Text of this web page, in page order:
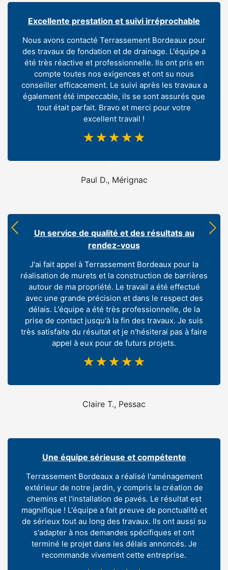
Paul D., Mérignac
Excellente prestation et suivi irréprochable
Nous avons contacté Terrassement Bordeaux pour
des travaux de fondation et de drainage. L'équipe a
été très réactive et professionnelle. Ils ont pris en
compte toutes nos exigences et ont su nous
conseiller efficacement. Le suivi après les travaux a
également été impeccable, ils se sont assurés que
tout était parfait. Bravo et merci pour votre
excellent travail !
☆ ☆ ☆ ☆ ☆
Claire T., Pessac
Un service de qualité et des résultats au
rendez-vous
J'ai fait appel à Terrassement Bordeaux pour la
réalisation de murets et la construction de barrières
autour de ma propriété. Le travail a été effectué
avec une grande précision et dans le respect des
délais. L'équipe a été très professionnelle, de la
prise de contact jusqu'à la fin des travaux. Je suis
très satisfaite du résultat et je n'hésiterai pas à faire
appel à eux pour de futurs projets.
☆ ☆ ☆ ☆ ☆
Une équipe sérieuse et compétente
Terrassement Bordeaux a réalisé l'aménagement
extérieur de notre jardin, y compris la création de
chemins et l'installation de pavés. Le résultat est
magnifique ! L'équipe a fait preuve de ponctualité et
de sérieux tout au long des travaux. Ils ont aussi su
s'adapter à nos demandes spécifiques et ont
terminé le projet dans les délais annoncés. Je
recommande vivement cette entreprise.